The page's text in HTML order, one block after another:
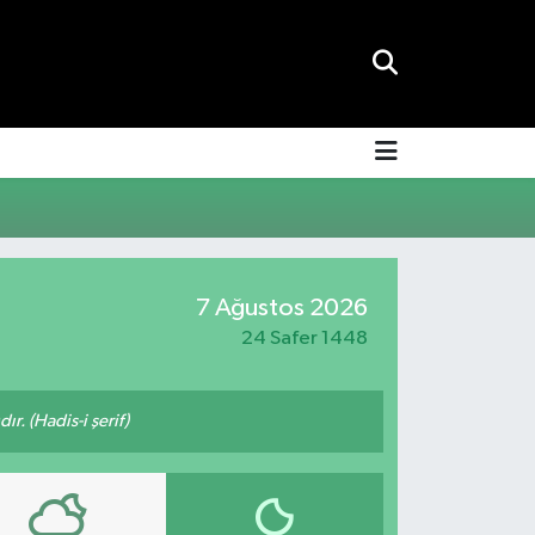
7 Ağustos 2026
24 Safer 1448
(Hadis-i şerif)